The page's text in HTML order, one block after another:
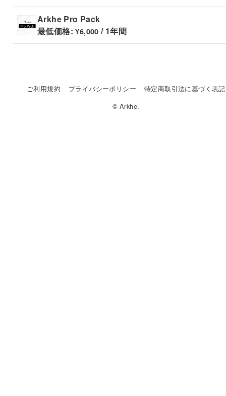
Arkhe Pro Pack
最低価格:¥6,000 / 1年間
ご利用規約 プライバシーポリシー
特定商取引法に基づく表記
© Arkhe.